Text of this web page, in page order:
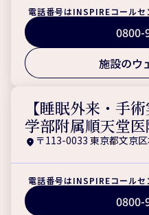
電話番号はINSPIREコールセ
0800-
施設のウ
【睡眠外来・手
学部附属順天堂医
〒113-0033 東京都文京
電話番号はINSPIREコールセ
0800-